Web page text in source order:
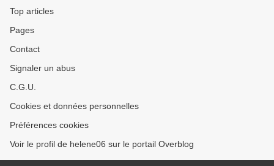
Top articles
Pages
Contact
Signaler un abus
C.G.U.
Cookies et données personnelles
Préférences cookies
Voir le profil de helene06 sur le portail Overblog